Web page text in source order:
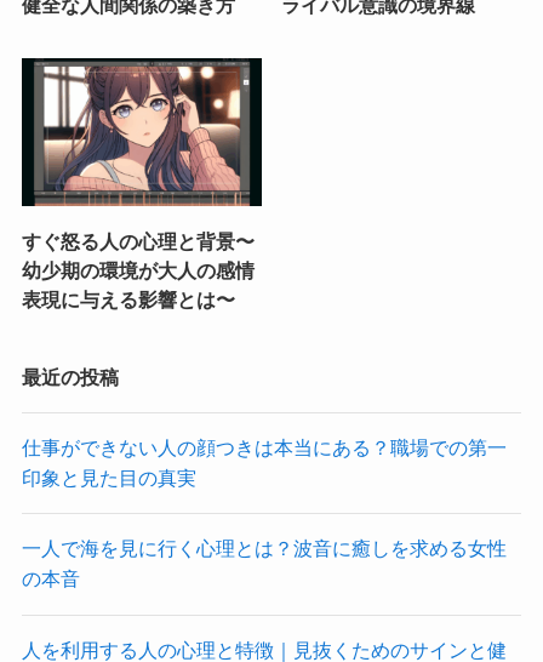
健全な人間関係の築き方
ライバル意識の境界線
すぐ怒る人の心理と背景〜
幼少期の環境が大人の感情
表現に与える影響とは〜
最近の投稿
仕事ができない人の顔つきは本当にある？職場での第一
印象と見た目の真実
一人で海を見に行く心理とは？波音に癒しを求める女性
の本音
人を利用する人の心理と特徴｜見抜くためのサインと健